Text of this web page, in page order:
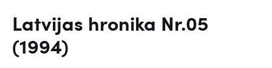
Latvijas hronika Nr.05
(1994)